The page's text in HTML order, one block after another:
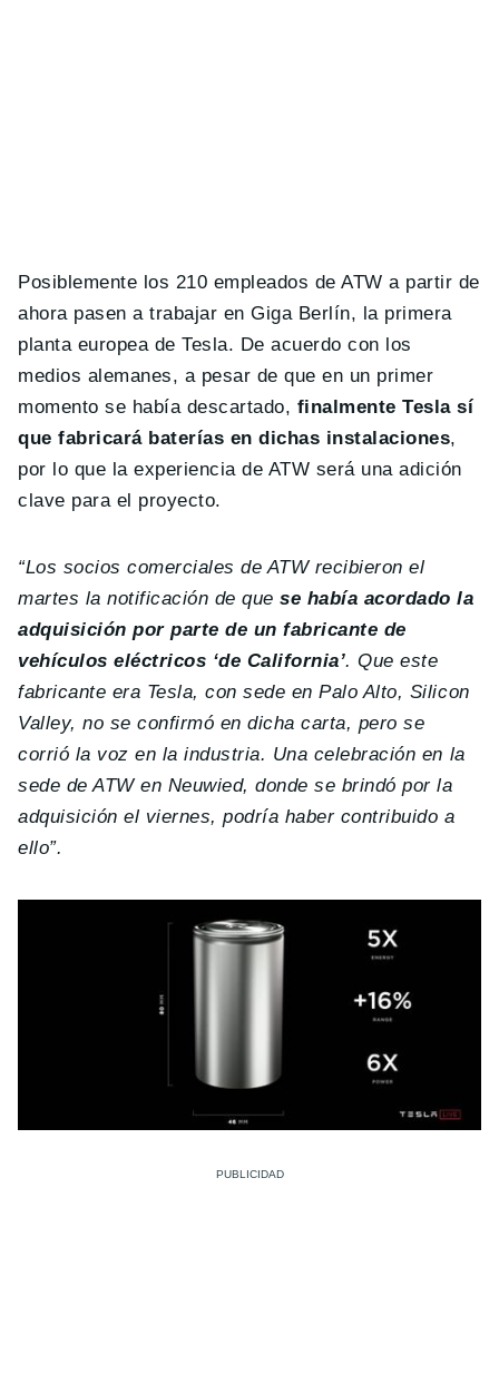
Posiblemente los 210 empleados de ATW a partir de
ahora pasen a trabajar en Giga Berlín, la primera
planta europea de Tesla. De acuerdo con los
medios alemanes, a pesar de que en un primer
momento se había descartado, finalmente Tesla sí
que fabricará baterías en dichas instalaciones,
por lo que la experiencia de ATW será una adición
clave para el proyecto.
“Los socios comerciales de ATW recibieron el
martes la notificación de quese había acordado la
adquisición por parte de un fabricante de
vehículos eléctricos ‘de California’. Que este
fabricante era Tesla, con sede en Palo Alto, Silicon
Valley, no se confirmó en dicha carta, pero se
corrió la voz en la industria. Una celebración en la
sede de ATW en Neuwied, donde se brindó por la
adquisición el viernes, podría haber contribuido a
ello”.